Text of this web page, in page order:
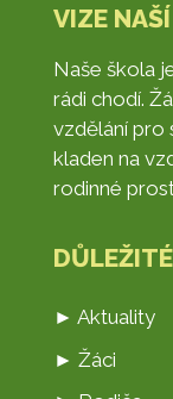
VIZE
Naše škola
rádi chodí.
vzdělání pro
kladen na
rodinné
► Aktuality
► Žáci